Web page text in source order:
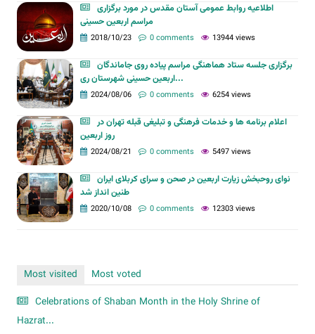
اطلاعیه روابط عمومی آستان مقدس در مورد برگزاری
مراسم اربعین حسینی
2018/10/23 0 comments 13944 views
برگزاری جلسه ستاد هماهنگی مراسم پیاده روی جاماندگان
اربعین حسینی شهرستان ری...
2024/08/06 0 comments 6254 views
اعلام برنامه ها و خدمات فرهنگی و تبلیغی قبله تهران در
روز اربعین
2024/08/21 0 comments 5497 views
نوای روحبخش زیارت اربعین در صحن و سرای کربلای ایران
طنین انداز شد
2020/10/08 0 comments 12303 views
Most visited
Most voted
Celebrations of Shaban Month in the Holy Shrine of
Hazrat...